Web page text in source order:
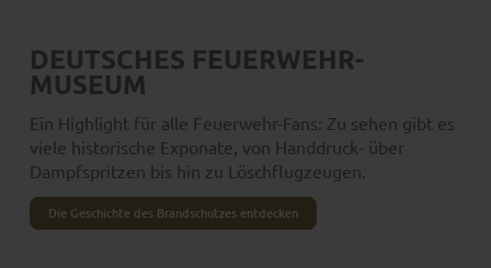
DEUTSCHES FEUERWEHR-
MUSEUM
Ein Highlight für alle Feuerwehr-Fans: Zu sehen gibt es
viele historische Exponate, von Handdruck- über
Dampfspritzen bis hin zu Löschflugzeugen.
Die Geschichte des Brandschutzes entdecken